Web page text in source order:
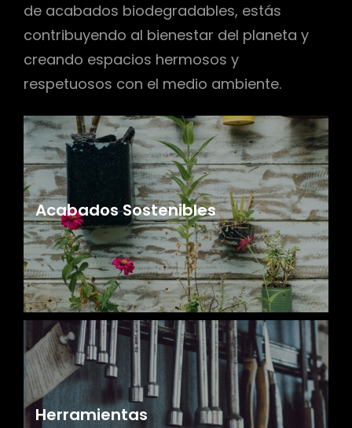
de acabados biodegradables, estás
contribuyendo al bienestar del planeta y
creando espacios hermosos y
respetuosos con el medio ambiente.
Acabados Sostenibles
Herramientas